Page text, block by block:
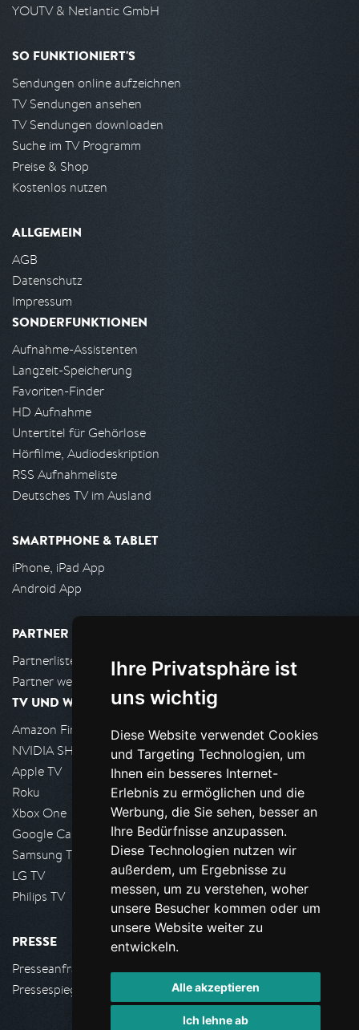
Ihre Privatsphäre ist
uns wichtig
Diese Website verwendet Cookies
und Targeting Technologien, um
Ihnen ein besseres Internet-
Erlebnis zu ermöglichen und die
Werbung, die Sie sehen, besser an
Ihre Bedürfnisse anzupassen.
Diese Technologien nutzen wir
außerdem, um Ergebnisse zu
messen, um zu verstehen, woher
unsere Besucher kommen oder um
unsere Website weiter zu
entwickeln.
Alle akzeptieren
Ich lehne ab
YOUTV & Netlantic GmbH
SO FUNKTIONIERT'S
Sendungen online aufzeichnen
TV Sendungen ansehen
TV Sendungen downloaden
Suche im TV Programm
Preise & Shop
Kostenlos nutzen
ALLGEMEIN
AGB
Datenschutz
Impressum
SONDERFUNKTIONEN
Aufnahme-Assistenten
Langzeit-Speicherung
Favoriten-Finder
HD Aufnahme
Untertitel für Gehörlose
Hörfilme, Audiodeskription
RSS Aufnahmeliste
Deutsches TV im Ausland
SMARTPHONE & TABLET
iPhone, iPad App
Android App
PARTNER
Partnerliste
Partner werden
TV UND WOHNZIMMER
Amazon FireTV
NVIDIA SHIELD, Google TV
Apple TV
Roku
Xbox One
Google Cast
Samsung TV
LG TV
Philips TV
PRESSE
Presseanfrage stellen
Pressespiegel